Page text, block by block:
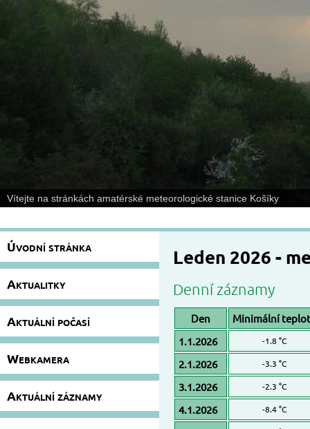
Vítejte na stránkách amatérské meteorologické stanice Košíky
Úvodní stránka
Aktualitky
Aktuální počasí
Webkamera
Aktuální záznamy
Leden 2026 -
Denní záznamy
Den
Minimální
1.1.2026
-1.8 °C
2.1.2026 -3.3 °C
3.1.2026 -2.3 °C
4.1.2026 -8.4 °C